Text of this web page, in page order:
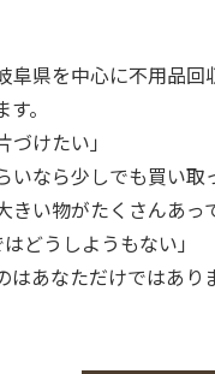
阜県を中心に不用品
。
づけたい」
いなら少しでも買い取
きい物がたくさんあっ
はどうしようもない」
はあなただけではあり